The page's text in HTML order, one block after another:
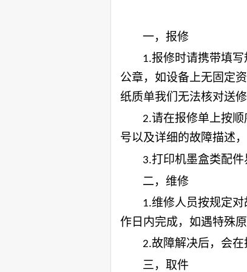
一，报修
1.报修时请携带填
公章，如设备上无固定
纸质单我们无法核对送
2.请在报修单上按顺
号以及详细的故障描述，
3.打印机墨盒类配件
二，维修
1.维修人员按规定
作日内完成，如遇特殊
2.故障解决后，会在
三，取件